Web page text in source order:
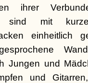
ihrer
sind mit
einheitlich
Jungen und
und